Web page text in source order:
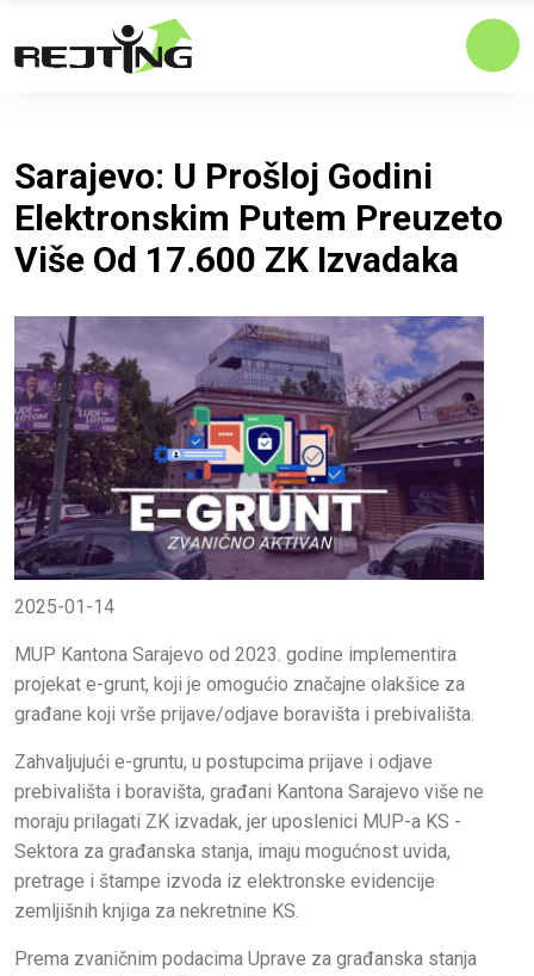
Sarajevo: U Prošloj Godini
Elektronskim Putem Preuzeto
Više Od 17.600 ZK Izvadaka
2025-01-14
MUP Kantona Sarajevo od 2023. godine implementira
projekat e-grunt, koji je omogućio značajne olakšice za
građane koji vrše prijave/odjave boravišta i prebivališta.
Zahvaljujući e-gruntu, u postupcima prijave i odjave
prebivališta i boravišta, građani Kantona Sarajevo više ne
moraju prilagati ZK izvadak, jer uposlenici MUP-a KS -
Sektora za građanska stanja, imaju mogućnost uvida,
pretrage i štampe izvoda iz elektronske evidencije
zemljišnih knjiga za nekretnine KS.
Prema zvaničnim podacima Uprave za građanska stanja